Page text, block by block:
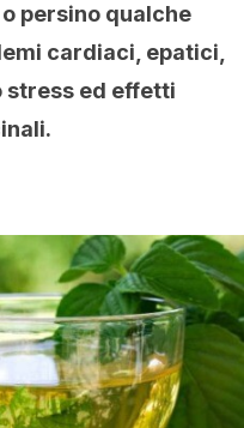
persino qualche
cardiaci, epatici,
stress ed effetti